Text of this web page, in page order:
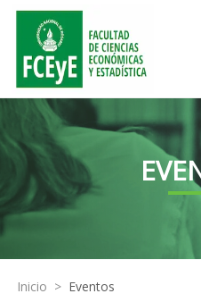
Inicio > Eventos